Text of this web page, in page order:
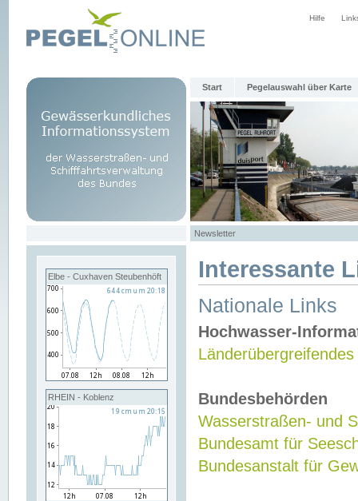
Hilfe
Start Pegelauswahl über Karte
Newsletter
Elbe - Cuxhaven Steubenhöft
RHEIN - Koblenz
Interessante
Nationale Links
Hochwasser-
Bundesbehörden
Wasserstraßen- und
Bundesamt für
Bundesanstalt für